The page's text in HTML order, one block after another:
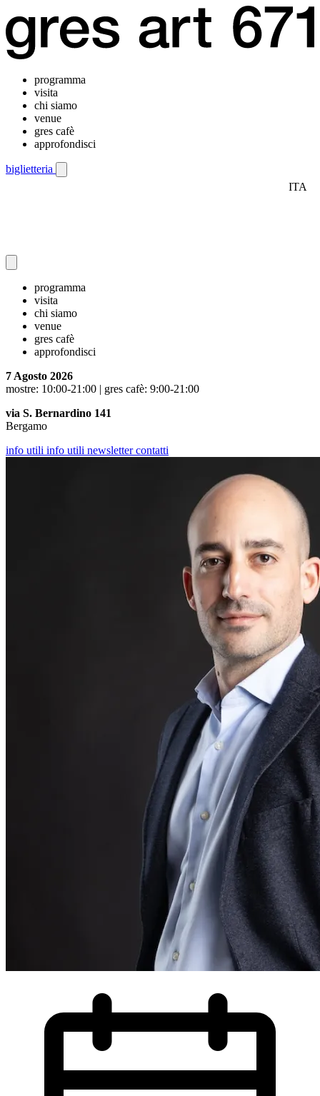
programma
visita
chi siamo
venue
gres cafè
approfondisci
biglietteria
ITA
programma
visita
chi siamo
venue
gres cafè
approfondisci
7 Agosto 2026
mostre: 10:00-21:00 | gres cafè: 9:00-21:00
via S. Bernardino 141
Bergamo
info utili info utili newslettercontatti